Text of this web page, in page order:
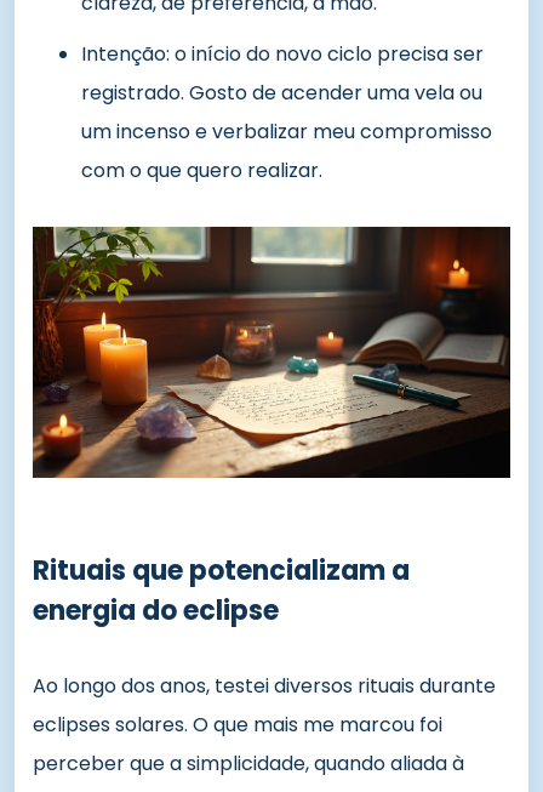
Intenção: o início do novo ciclo precisa ser
registrado. Gosto de acender uma vela ou
um incenso e verbalizar meu compromisso
com o que quero realizar.
Rituais que potencializam a
energia do eclipse
Ao longo dos anos, testei diversos rituais durante
eclipses solares. O que mais me marcou foi
perceber que a simplicidade, quando aliada à